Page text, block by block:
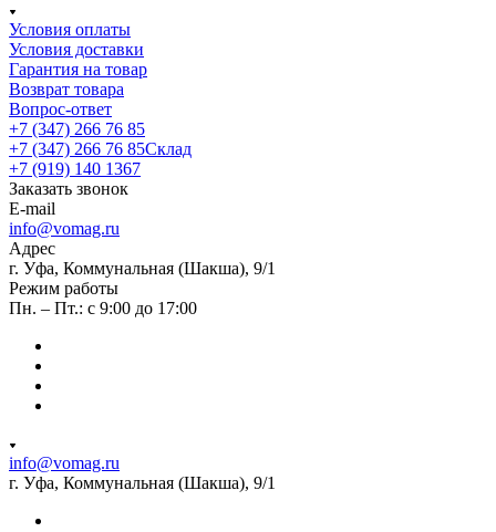
Условия оплаты
Условия доставки
Гарантия на товар
Возврат товара
Вопрос-ответ
+7 (347) 266 76 85
+7 (347) 266 76 85Склад
+7 (919) 140 1367
Заказать звонок
E-mail
info@vomag.ru
Адрес
г. Уфа, Коммунальная (Шакша), 9/1
Режим работы
Пн. – Пт.: с 9:00 до 17:00
info@vomag.ru
г. Уфа, Коммунальная (Шакша), 9/1